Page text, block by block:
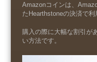
Amazonコインは、
たHearthstoneの決済で利
購入の際に大幅な割引が
い方法です。